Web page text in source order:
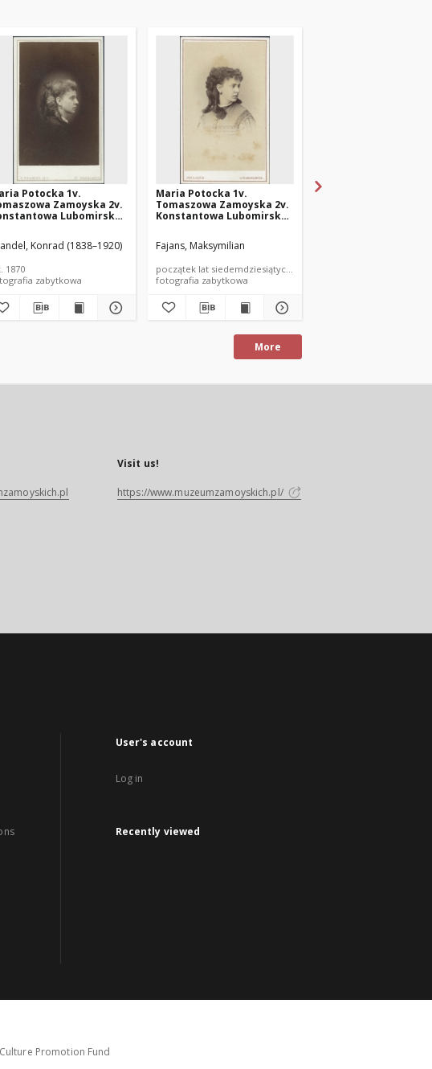
Potocka 1v.
Zamoyska 2v.
Lubomirska
Konrad (1838–1920)
1870
zabytkowa
Maria Potocka 1v.
Tomaszowa Zamoyska 2v.
Konstantowa Lubomirska
Fajans, Maksymilian
początek lat siedemdziesiątych XIX wieku
fotografia zabytkowa
More
Visit us!
https://www.muzeumzamoyskich.pl/
User's account
Log in
Recently viewed
Promotion Fund